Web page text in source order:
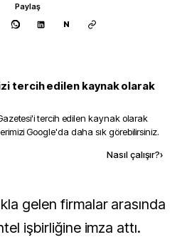
Paylaş
N
tercih edilen kaynak olarak
'i tercih edilen kaynak olarak
Google'da daha sık görebilirsiniz.
Nasıl çalışır?›
işbirliğine imza attı.